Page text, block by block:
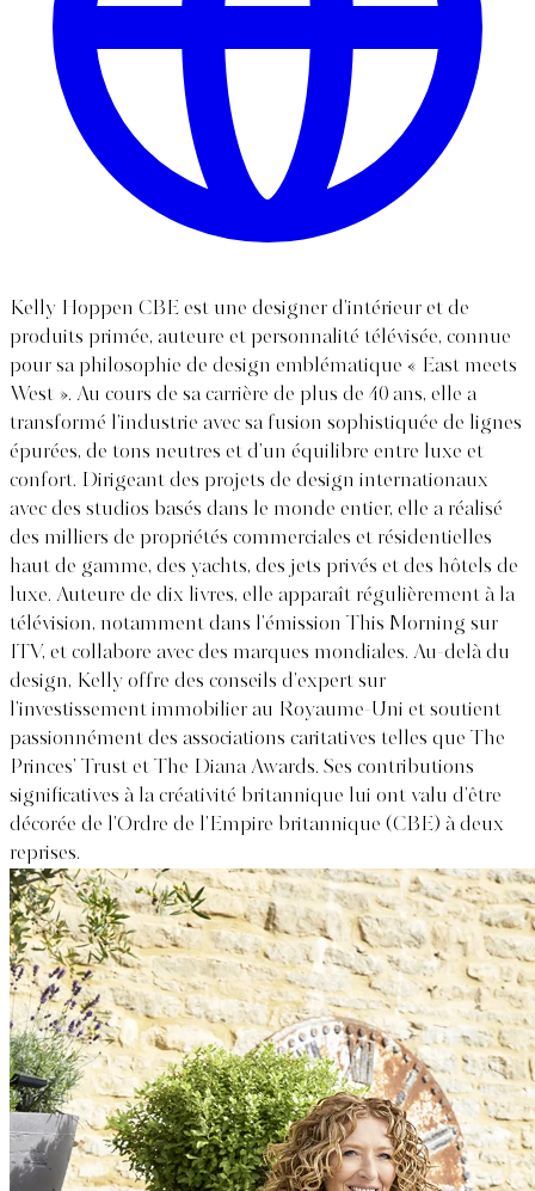
Kelly Hoppen CBE est une designer d’intérieur et de
produits primée, auteure et personnalité télévisée, connue
pour sa philosophie de design emblématique « East meets
West ». Au cours de sa carrière de plus de 40 ans, elle a
transformé l’industrie avec sa fusion sophistiquée de lignes
épurées, de tons neutres et d’un équilibre entre luxe et
confort. Dirigeant des projets de design internationaux
avec des studios basés dans le monde entier, elle a réalisé
des milliers de propriétés commerciales et résidentielles
haut de gamme, des yachts, des jets privés et des hôtels de
luxe. Auteure de dix livres, elle apparaît régulièrement à la
télévision, notamment dans l’émission This Morning sur
ITV, et collabore avec des marques mondiales. Au-delà du
design, Kelly offre des conseils d’expert sur
l’investissement immobilier au Royaume-Uni et soutient
passionnément des associations caritatives telles que The
Princes’ Trust et The Diana Awards. Ses contributions
significatives à la créativité britannique lui ont valu d’être
décorée de l’Ordre de l’Empire britannique (CBE) à deux
reprises.